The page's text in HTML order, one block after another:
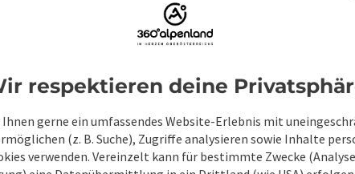
hier deine unvergesslichen
2Ergebnisse
respektieren deine
gerne ein umfassendes Website-Erlebnis mit
(z. B. Suche), Zugriffe analysieren sowie Inhalte
verwenden. Vereinzelt kann für bestimmte Zwecke